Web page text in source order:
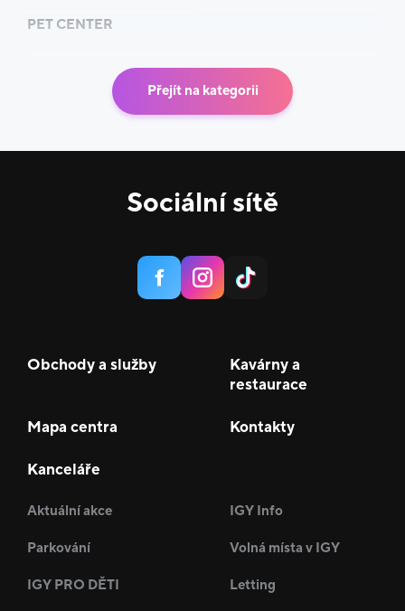
PET CENTER
Přejít na kategorii
Sociální sítě
Obchody a služby
Kavárny a
restaurace
Mapa centra Kontakty
Kanceláře
Aktuální akce IGY Info
Parkování Volná místa v IGY
IGY PRO DĚTI Letting